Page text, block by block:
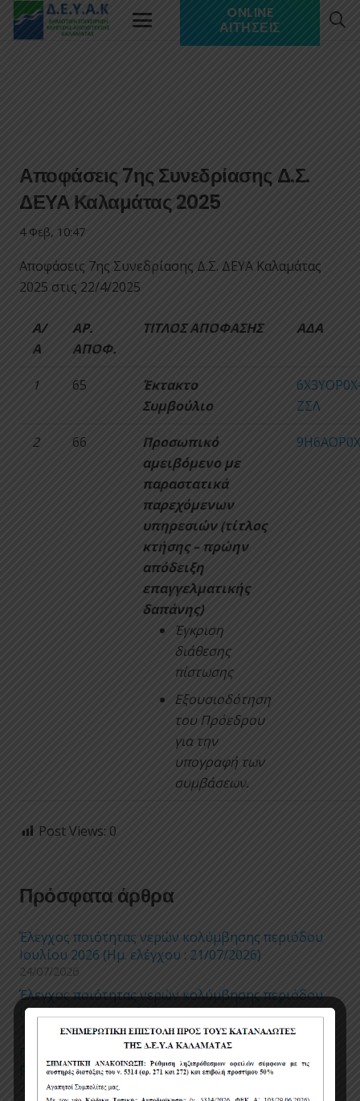
ONLINE
ΑΙΤΉΣΕΙΣ
Αποφάσεις 7ης Συνεδρίασης Δ.Σ.
ΔΕΥΑ Καλαμάτας 2025
4 Φεβ, 10:47
Αποφάσεις 7ης Συνεδρίασης Δ.Σ. ΔΕΥΑ Καλαμάτας
2025 στις 22/4/2025
Α/
Α
ΑΡ.
ΑΠΟΦ.
ΤΙΤΛΟΣ ΑΠΟΦΑΣΗΣ ΑΔΑ
1 65
Έκτακτο
Συμβούλιο
ΖΣΛ
2 66
Προσωπικό
αμειβόμενο με
παραστατικά
παρεχόμενων
υπηρεσιών (τίτλος
κτήσης – πρώην
απόδειξη
επαγγελματικής
δαπάνης)
Έγκριση
διάθεσης
πίστωσης
Εξουσιοδότηση
του Πρόεδρου
για την
υπογραφή των
συμβάσεων.
Post Views: 0
Πρόσφατα άρθρα
Έλεγχος ποιότητας νερών κολύμβησης περιόδου
Ιουλίου 2026 (Ημ. ελέγχου : 21/07/2026)
24/07/2026
Έλεγχος ποιότητας νερών κολύμβησης περιόδου
Ιουνίου 2026 (Ημ. ελέγχου : 16/06/2026)
19/06/2026
Προμήθεια Υποβρυχίων Ηλεκτροκινητήρων και
Ρυθμιστών Στροφών 2026
27/04/2026